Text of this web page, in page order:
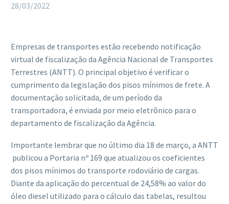
28/03/2022
Empresas de transportes estão recebendo notificação
virtual de fiscalização da Agência Nacional de Transportes
Terrestres (ANTT). O principal objetivo é verificar o
cumprimento da legislação dos pisos mínimos de frete. A
documentação solicitada, de um período da
transportadora, é enviada por meio eletrônico para o
departamento de fiscalização da Agência.
Importante lembrar que no último dia 18 de março, a ANTT
publicou a Portaria nº 169 que atualizou os coeficientes
dos pisos mínimos do transporte rodoviário de cargas.
Diante da aplicação do percentual de 24,58% ao valor do
óleo diesel utilizado para o cálculo das tabelas, resultou